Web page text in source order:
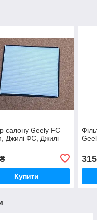
салону Geely FC
Джилі ФС, Джилі
Купити
315